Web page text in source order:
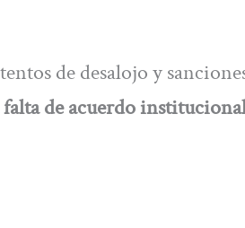
de desalojo y
de acuerdo